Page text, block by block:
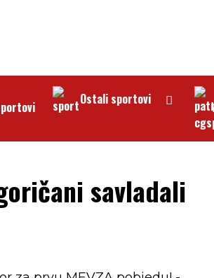
Ostali sportovi
savladali